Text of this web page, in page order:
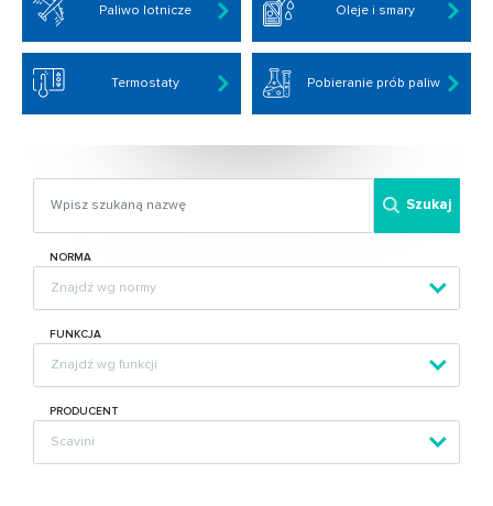
Paliwo lotnicze Oleje i smary
Termostaty Pobieranie prób paliw
Szukaj
NORMA
FUNKCJA
PRODUCENT